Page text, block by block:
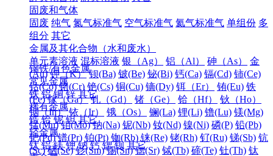
固废和气体
固废 纯气 氮气标准气 空气标准气 氦气标准气 单组份 多
组分 其它
金属及其化合物（水和废水）
单元素溶液 混标溶液 银（Ag） 铝（Al） 砷（As）
金
(Au) 钾（K） 钡(Ba) 铍(Be) 铋(Bi) 钙(Ca) 镉(Cd) 铈(Ce)
钴(Co) 铬(Cr) 铯(Cs) 铜(Cu) 镝(Dy) 铒（Er） 铕(Eu) 铁
(Fe) 镓（Ga） 钆（Gd） 锗（Ge） 铪（Hf）
钬（Ho）
铟（In） 铱（Ir） 锇（Os） 镧(La) 锂(Li) 镥(Lu) 镁(Mg)
锰(Mn) 钼(Mo) 钠(Na) 铌(Nb) 钕(Nd) 镍(Ni) 磷(P) 铅(Pb)
钯(Pd) 镨(Pr) 铂(Pt) 铷(Rb) 铼(Re) 铑(Rh) 钌(Ru) 锑(Sb) 钪
(Sc) 硒(Se) 钐(Sm) 锡(Sn) 锶(Sr) 铽(Tb) 碲(Te) 钍(Th) 钛
钢铁/有色金属
常见金属
铁 铝 铜 锌 其它
稀有金属
锆 铪 铌 钽 其它
轻金属
钛 铝 镁 钾 钠 钙 锶 钡 其它